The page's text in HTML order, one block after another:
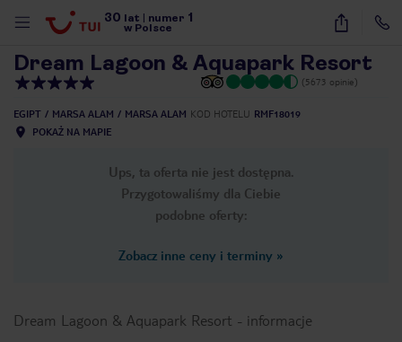
30 lat numer 1
w Polsce
53
Dream Lagoon & Aquapark Resort
(5673 opinie)
EGIPT MARSA ALAM MARSA ALAM KOD HOTELU RMF18019
POKAŻ NA MAPIE
Ups, ta oferta nie jest dostępna.
Przygotowaliśmy dla Ciebie
podobne oferty:
Zobacz inne ceny i terminy »
Dream Lagoon & Aquapark Resort - informacje